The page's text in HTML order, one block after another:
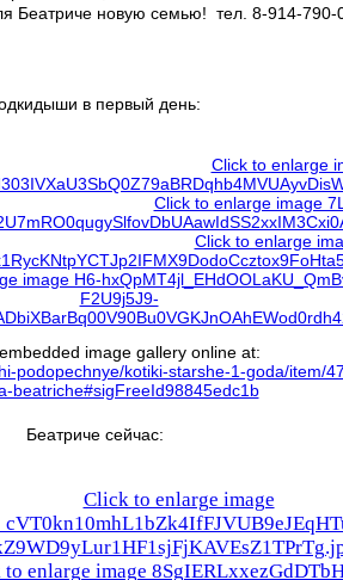
Беатриче новую семью! тел. 8-914-790-
в первый день:
image gallery online at:
podopechnye/kotiki-starshe-1-goda/item/
beatriche#sigFreeId98845edc1b
Беатриче сейчас: